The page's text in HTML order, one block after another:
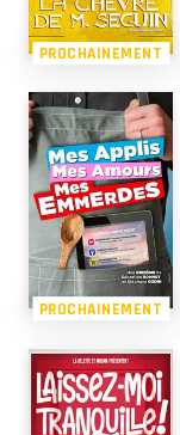
PROCHAINEMENT
PROCHAINEMENT